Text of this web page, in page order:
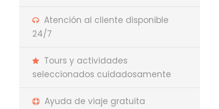
Atención al cliente disponible
24/7
Tours y actividades
seleccionados cuidadosamente
Ayuda de viaje gratuita